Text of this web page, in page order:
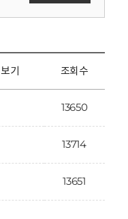
기 조회수
13650
13714
13651